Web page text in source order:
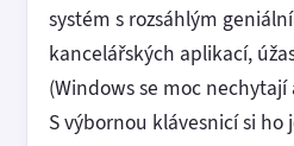
systém s rozsáhlým
kancelářských aplikací,
(Windows se moc
S výbornou klávesnicí si ho